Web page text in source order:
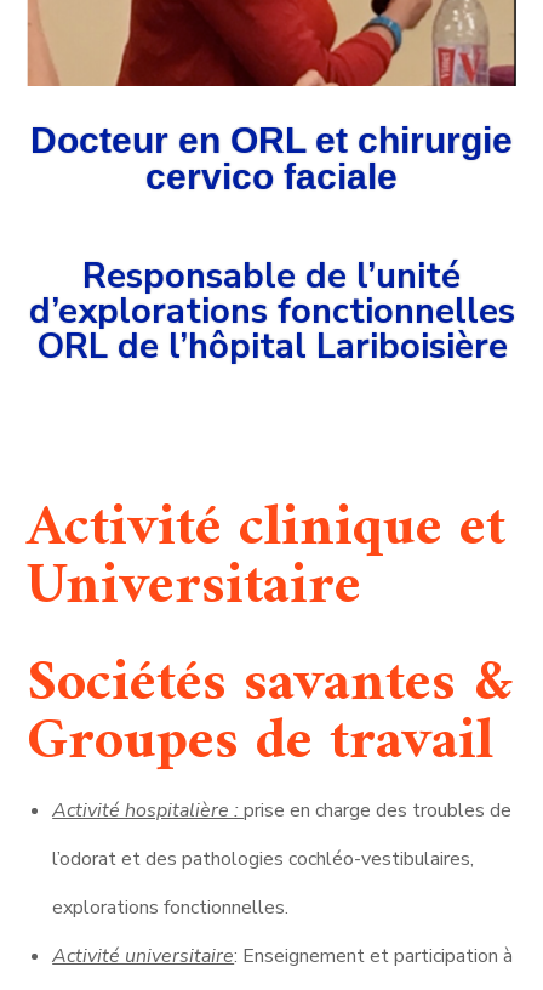
Docteur en ORL et chirurgie
cervico faciale
Responsable de l’unité
d’explorations fonctionnelles
ORL de l’hôpital Lariboisière
Activité clinique et
Universitaire
Sociétés savantes &
Groupes de travail
Activité hospitalière :prise en charge des troubles de
l’odorat et des pathologies cochléo-vestibulaires,
explorations fonctionnelles.
Activité universitaire: Enseignement et participation à